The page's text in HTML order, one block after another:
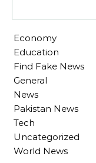
Economy
Education
Find Fake News
General
News
Pakistan News
Tech
Uncategorized
World News